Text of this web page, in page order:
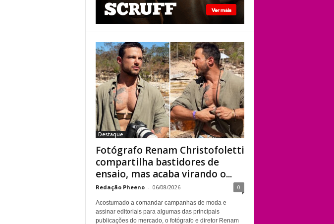
viado”
Christofoletti
compartilha
bastidores de
ensaio, mas acaba
virando o centro das
atenções
Destaque
Fotógrafo Renam Christofoletti
compartilha bastidores de
ensaio, mas acaba virando o...
Redação Pheeno - 06/08/2026 0
Acostumado a comandar campanhas de moda e
assinar editoriais para algumas das principais
publicações do mercado, o fotógrafo e diretor Renam